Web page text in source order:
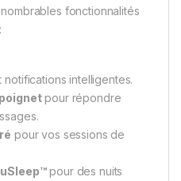
fonctionnalités
notifications intelligentes.
pour répondre
pour vos sessions de
pour des nuits